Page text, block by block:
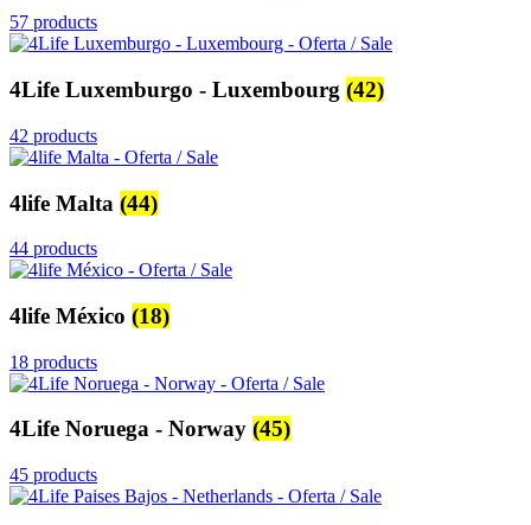
57 products
4Life Luxemburgo - Luxembourg (42)
42 products
4life Malta (44)
44 products
4life México (18)
18 products
4Life Noruega - Norway (45)
45 products